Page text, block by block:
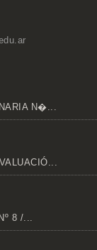
N�...
8 /...